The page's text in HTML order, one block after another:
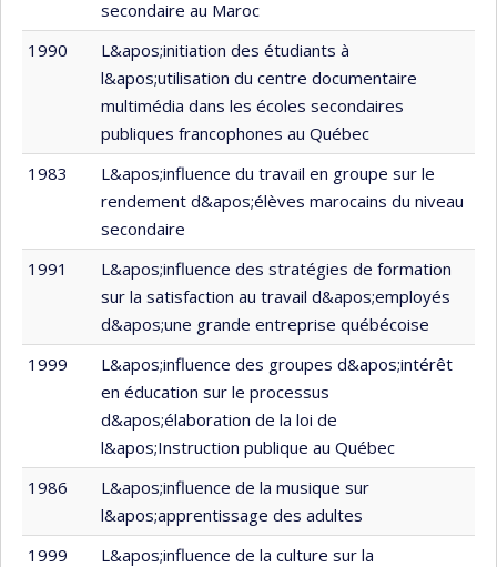
secondaire au Maroc
1990
L&apos;initiation des étudiants à
l&apos;utilisation du centre documentaire
multimédia dans les écoles secondaires
publiques francophones au Québec
1983
L&apos;influence du travail en groupe sur le
rendement d&apos;élèves marocains du niveau
secondaire
1991
L&apos;influence des stratégies de formation
sur la satisfaction au travail d&apos;employés
d&apos;une grande entreprise québécoise
1999
L&apos;influence des groupes d&apos;intérêt
en éducation sur le processus
d&apos;élaboration de la loi de
l&apos;Instruction publique au Québec
1986
L&apos;influence de la musique sur
l&apos;apprentissage des adultes
1999
L&apos;influence de la culture sur la